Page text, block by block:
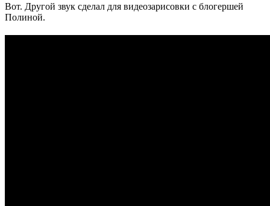
Вот. Другой звук сделал для видеозарисовки с блогершей
Полиной.